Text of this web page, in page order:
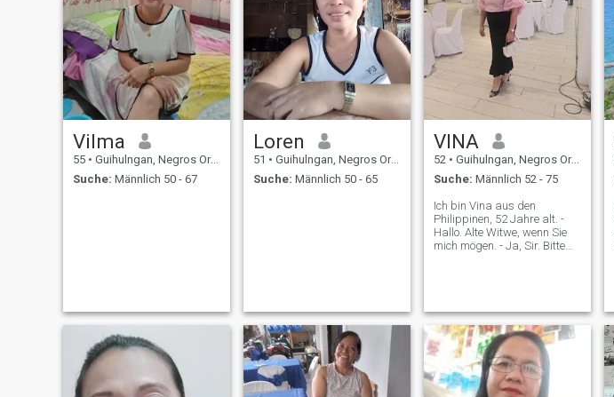
Vilma
55 • Guihulngan, Negros Oriental, Philippinen
Suche: Männlich 50 - 67
Loren
51 • Guihulngan, Negros Oriental, Philippinen
Suche: Männlich 50 - 65
VINA
52 • Guihulngan, Negros Oriental, Philippinen
Suche: Männlich 52 - 75
Ich bin Vina aus den
Philippinen, 52 Jahre alt. -
Hallo. Alte Witwe, wenn Sie
mich mögen. - Ja, Sir. Bitte
bin eine echte Person, eine
familienorientierte, ich kann
kochen, Ich kann mich um
dich kümmern und dich
lieben.